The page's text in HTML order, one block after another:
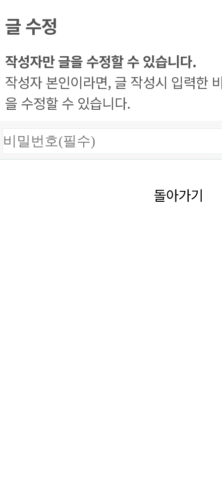
글 수정
작성자만 글을 수정할 수 있습니다.
작성자 본인이라면, 글 작성시 입력한
을 수정할 수 있습니다.
돌아가기